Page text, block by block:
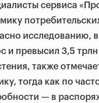
сервиса
исследованию,
и превысил 3,5
также
тогда как по
— в